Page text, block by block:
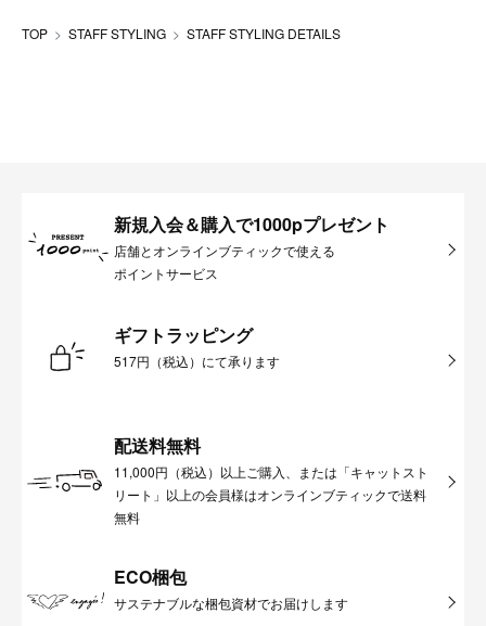
TOP STAFF STYLING STAFF STYLING DETAILS
新規入会＆購入で1000pプレゼント
店舗とオンラインブティックで使える
ポイントサービス
ギフトラッピング
517円（税込）にて承ります
配送料無料
11,000円（税込）以上ご購入、または「キャットスト
リート」以上の会員様はオンラインブティックで送料
無料
ECO梱包
サステナブルな梱包資材でお届けします